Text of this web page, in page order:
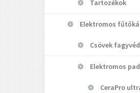
Tartozékok
Elektromos
Csövek
Elektromos
CeraPro